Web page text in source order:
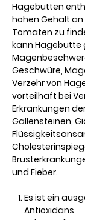
Hagebutten
hohen Gehalt
Tomaten zu
kann Hagebutte
Geschwüre,
Verzehr von
vorteilhaft bei
Erkrankungen
Gallensteinen,
und Fieber.
Es ist ein
Antioxidans